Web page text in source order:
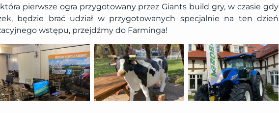
pierwsze ogra przygotowany przez Giants build gry, w czasie gdy
będzie brać udział w przygotowanych specjalnie na ten dzień
wstępu, przejdźmy do Farminga!